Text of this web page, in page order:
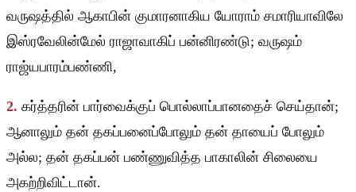
வருஷத்தில் ஆகாபின் குமாரனாகிய யோராம் சமாரியாவிலே
இஸ்ரவேலின்மேல் ராஜாவாகிப் பன்னிரண்டு; வருஷம்
ராஜ்யபாரம்பண்ணி,
2. கர்த்தரின் பார்வைக்குப் பொல்லாப்பானதைச் செய்தான்;
ஆனாலும் தன் தகப்பனைப்போலும் தன் தாயைப் போலும்
அல்ல; தன் தகப்பன் பண்ணுவித்த பாகாலின் சிலையை
அகற்றிவிட்டான்.